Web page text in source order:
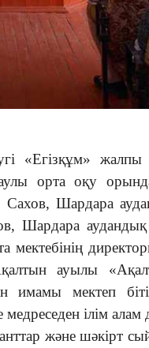
«Егізқұм» жалпы
орта оқу
Сахов, Шардара
Шардара аудандық
мектебінің
ауылы
имамы мектеп
ілім алам
және шәкірт